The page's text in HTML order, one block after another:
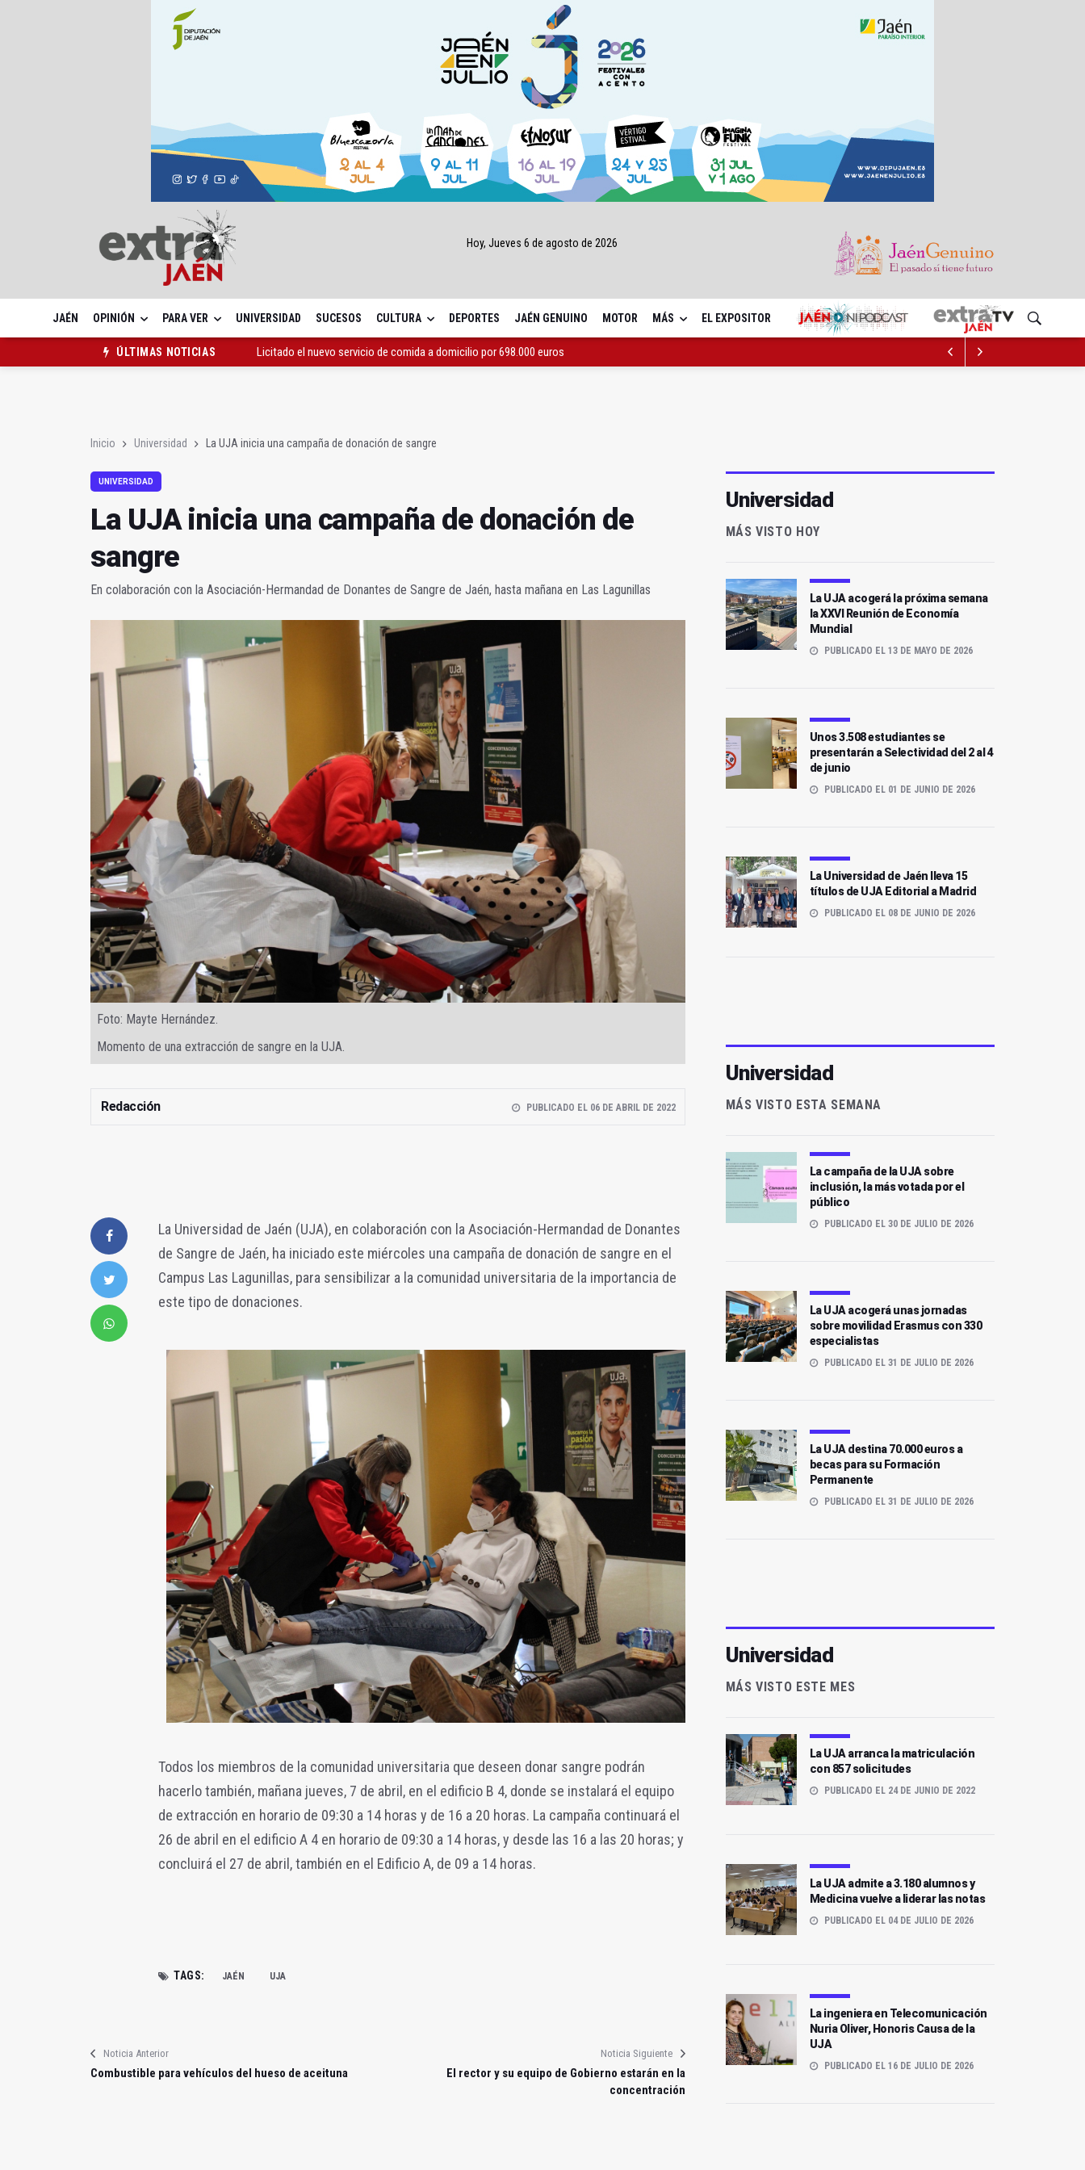
Hoy, Jueves 6 de agosto de 2026
JAÉN OPINIÓN PARA VER UNIVERSIDAD SUCESOS CULTURA DEPORTES JAÉN GENUINO MOTOR MÁS EL EXPOSITOR
ÚLTIMAS NOTICIAS
Licitado el nuevo servicio de comida a domicilio por 698.000 euros
Inicio Universidad La UJA inicia una campaña de donación de sangre
UNIVERSIDAD
La UJA inicia una campaña de donación de
sangre
En colaboración con la Asociación-Hermandad de Donantes de Sangre de Jaén, hasta mañana en Las Lagunillas
Foto: Mayte Hernández.
Momento de una extracción de sangre en la UJA.
Redacción PUBLICADO EL 06 DE ABRIL DE 2022
La Universidad de Jaén (UJA), en colaboración con la Asociación-Hermandad de Donantes
de Sangre de Jaén, ha iniciado este miércoles una campaña de donación de sangre en el
Campus Las Lagunillas, para sensibilizar a la comunidad universitaria de la importancia de
este tipo de donaciones.
Todos los miembros de la comunidad universitaria que deseen donar sangre podrán
hacerlo también, mañana jueves, 7 de abril, en el edificio B 4, donde se instalará el equipo
de extracción en horario de 09:30 a 14 horas y de 16 a 20 horas. La campaña continuará el
26 de abril en el edificio A 4 en horario de 09:30 a 14 horas, y desde las 16 a las 20 horas; y
concluirá el 27 de abril, también en el Edificio A, de 09 a 14 horas.
TAGS: JAÉN UJA
Noticia Anterior
Combustible para vehículos del hueso de aceituna
Noticia Siguiente
El rector y su equipo de Gobierno estarán en la
concentración
Universidad
MÁS VISTO HOY
La UJA acogerá la próxima semana
la XXVI Reunión de Economía
Mundial
PUBLICADO EL 13 DE MAYO DE 2026
Unos 3.508 estudiantes se
presentarán a Selectividad del 2 al 4
de junio
PUBLICADO EL 01 DE JUNIO DE 2026
La Universidad de Jaén lleva 15
títulos de UJA Editorial a Madrid
PUBLICADO EL 08 DE JUNIO DE 2026
Universidad
MÁS VISTO ESTA SEMANA
La campaña de la UJA sobre
inclusión, la más votada por el
público
PUBLICADO EL 30 DE JULIO DE 2026
La UJA acogerá unas jornadas
sobre movilidad Erasmus con 330
especialistas
PUBLICADO EL 31 DE JULIO DE 2026
La UJA destina 70.000 euros a
becas para su Formación
Permanente
PUBLICADO EL 31 DE JULIO DE 2026
Universidad
MÁS VISTO ESTE MES
La UJA arranca la matriculación
con 857 solicitudes
PUBLICADO EL 24 DE JUNIO DE 2022
La UJA admite a 3.180 alumnos y
Medicina vuelve a liderar las notas
PUBLICADO EL 04 DE JULIO DE 2026
La ingeniera en Telecomunicación
Nuria Oliver, Honoris Causa de la
UJA
PUBLICADO EL 16 DE JULIO DE 2026